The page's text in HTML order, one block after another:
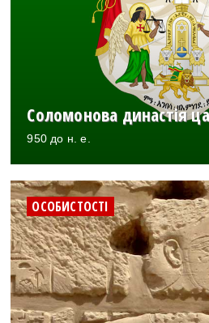
Соломонова династія
950 до н. е.
ОСОБИСТОСТІ